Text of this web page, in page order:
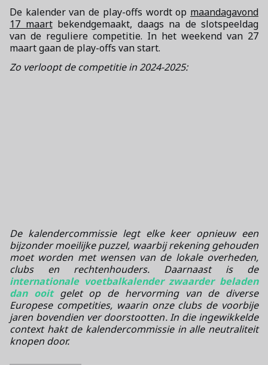
De kalender van de play-offs wordt op maandagavond
17 maartbekendgemaakt, daags na de slotspeeldag
van de reguliere competitie. In het weekend van 27
maart gaan de play-offs van start.
Zo verloopt de competitie in 2024-2025:
De kalendercommissie legt elke keer opnieuw een
bijzonder moeilijke puzzel, waarbij rekening gehouden
moet worden met wensen van de lokale overheden,
clubs en rechtenhouders. Daarnaast is de
internationale voetbalkalender zwaarder beladen
dan ooitgelet op de hervorming van de diverse
Europese competities, waarin onze clubs de voorbije
jaren bovendien ver doorstootten. In die ingewikkelde
context hakt de kalendercommissie in alle neutraliteit
knopen door.